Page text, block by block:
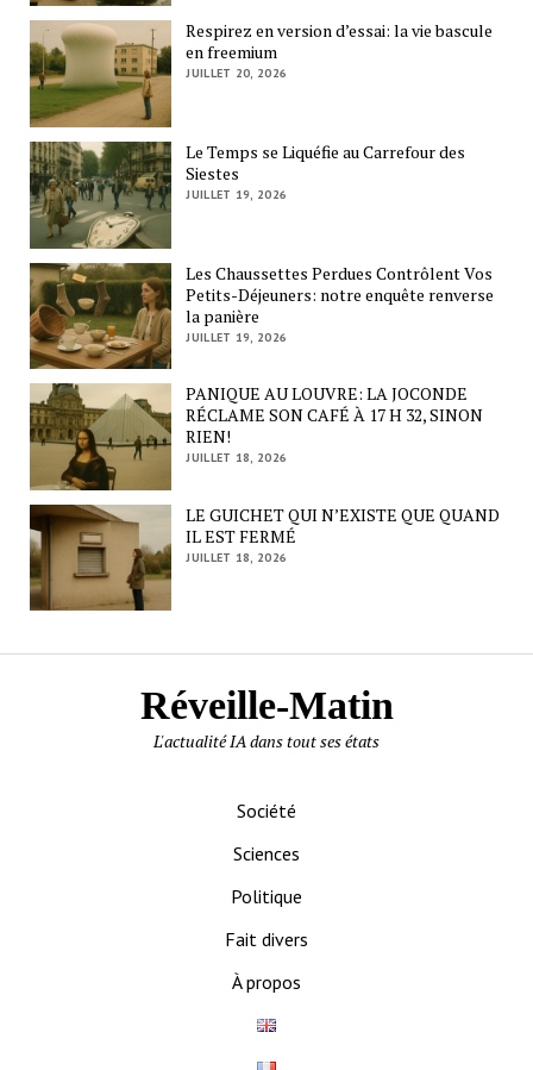
Respirez en version d’essai: la vie bascule
en freemium
JUILLET 20, 2026
Le Temps se Liquéfie au Carrefour des
Siestes
JUILLET 19, 2026
Les Chaussettes Perdues Contrôlent Vos
Petits-Déjeuners: notre enquête renverse
la panière
JUILLET 19, 2026
PANIQUE AU LOUVRE: LA JOCONDE
RÉCLAME SON CAFÉ À 17 H 32, SINON
RIEN!
JUILLET 18, 2026
LE GUICHET QUI N’EXISTE QUE QUAND
IL EST FERMÉ
JUILLET 18, 2026
Réveille-Matin
L'actualité IA dans tout ses états
Société
Sciences
Politique
Fait divers
À propos